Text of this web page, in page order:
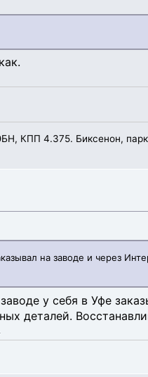
КПП 4.375. Биксенон,
на заводе и через
у себя в Уфе
деталей.